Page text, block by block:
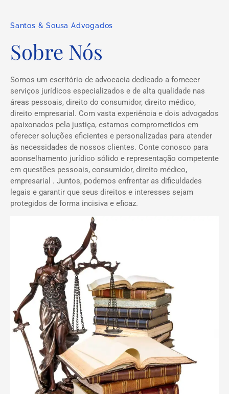
Santos & Sousa Advogados
Sobre Nós
Somos um escritório de advocacia dedicado a fornecer
serviços jurídicos especializados e de alta qualidade nas
áreas pessoais, direito do consumidor, direito médico,
direito empresarial. Com vasta experiência e dois advogados
apaixonados pela justiça, estamos comprometidos em
oferecer soluções eficientes e personalizadas para atender
às necessidades de nossos clientes. Conte conosco para
aconselhamento jurídico sólido e representação competente
em questões pessoais, consumidor, direito médico,
empresarial . Juntos, podemos enfrentar as dificuldades
legais e garantir que seus direitos e interesses sejam
protegidos de forma incisiva e eficaz.